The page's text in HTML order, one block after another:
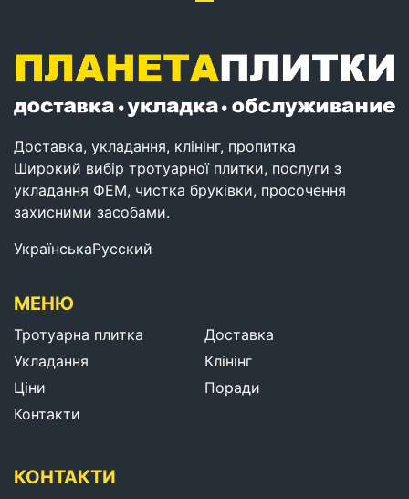
Доставка, укладання, клінінг, пропитка
Широкий вибір тротуарної плитки, послуги з
укладання ФЕМ, чистка бруківки, просочення
захисними засобами.
УкраїнськаРусский
МЕНЮ
Тротуарна плитка
Доставка
Укладання
Клінінг
Ціни
Поради
Контакти
КОНТАКТИ